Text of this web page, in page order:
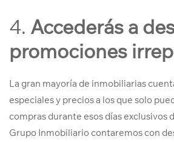
4. Accederás a
promociones
La gran mayoría de inmobiliarias
especiales y precios a los que solo
compras durante esos días exclusivos
Grupo Inmobiliario contaremos con